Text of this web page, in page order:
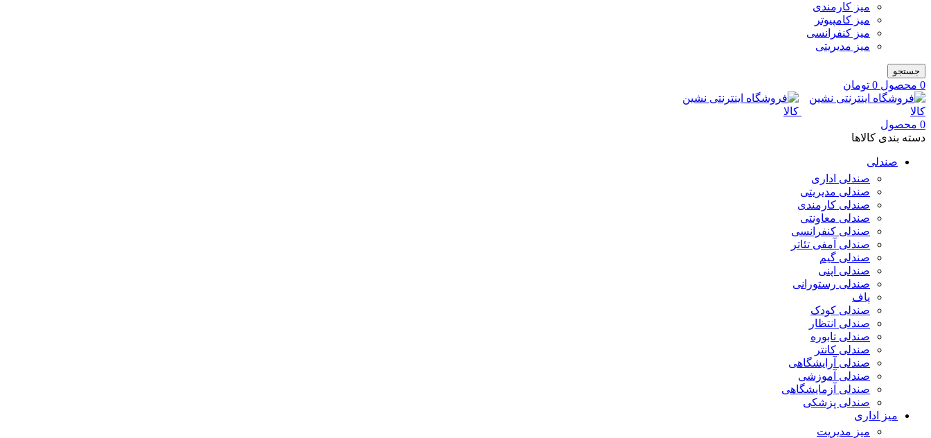
میز کارمندی
میز کامپیوتر
میز کنفرانسی
میز مدیریتی
جستجو
0 محصول 0 تومان
0 محصول
دسته بندی کالاها
صندلی
صندلی اداری
صندلی مدیریتی
صندلی کارمندی
صندلی معاونتی
صندلی کنفرانسی
صندلی آمفی تئاتر
صندلی گیم
صندلی اپنی
صندلی رستورانی
پاف
صندلی کودک
صندلی انتظار
صندلی تابوره
صندلی کانتر
صندلی آرایشگاهی
صندلی آموزشی
صندلی آزمایشگاهی
صندلی پزشکی
میز اداری
میز مدیریت